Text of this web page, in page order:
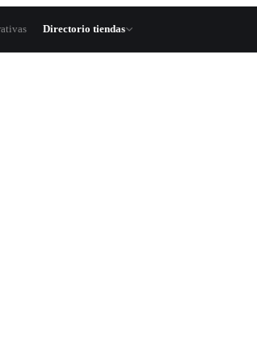
Directorio tiendas